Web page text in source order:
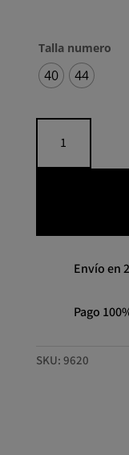
Talla numero
40 44
manga
Envío en
Pago
SKU: 9620